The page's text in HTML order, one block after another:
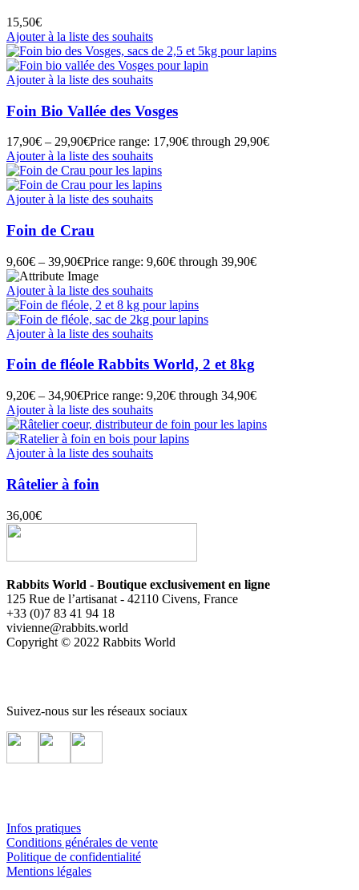
15,50€
Ajouter à la liste des souhaits
Ajouter à la liste des souhaits
Foin Bio Vallée des Vosges
17,90€ – 29,90€Price range: 17,90€ through 29,90€
Ajouter à la liste des souhaits
Ajouter à la liste des souhaits
Foin de Crau
9,60€ – 39,90€Price range: 9,60€ through 39,90€
Ajouter à la liste des souhaits
Ajouter à la liste des souhaits
Foin de fléole Rabbits World, 2 et 8kg
9,20€ – 34,90€Price range: 9,20€ through 34,90€
Ajouter à la liste des souhaits
Ajouter à la liste des souhaits
Râtelier à foin
36,00€
Rabbits World - Boutique exclusivement en ligne
125 Rue de l’artisanat - 42110 Civens, France
+33 (0)7 83 41 94 18
vivienne@rabbits.world
Copyright © 2022 Rabbits World
Suivez-nous sur les réseaux sociaux
Infos pratiques
Conditions générales de vente
Politique de confidentialité
Mentions légales